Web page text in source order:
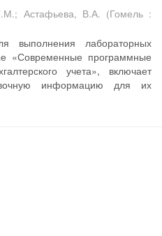
; Астафьева, В.А. (Гомель :
выполнения лабораторных
«Современные программные
учета», включает
информацию для их